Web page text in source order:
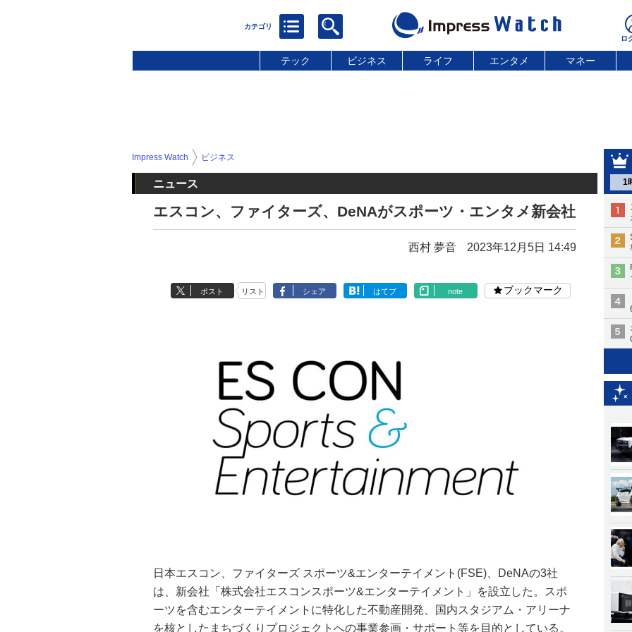
テック ビジネス ライフ エンタメ マネー
1
Impress Watch ビジネス
ニュース
エスコン、ファイターズ、DeNAがスポーツ・エンタメ新会社
西村 夢音 2023年12月5日 14:49
ポスト リスト シェア はてブ note ブックマーク
日本エスコン、ファイターズ スポーツ&エンターテイメント(FSE)、DeNAの3社
は、新会社「株式会社エスコンスポーツ&エンターテイメント」を設立した。スポ
ーツを含むエンターテイメントに特化した不動産開発、国内スタジアム・アリーナ
を核としたまちづくりプロジェクトへの事業参画・サポート等を目的としている。